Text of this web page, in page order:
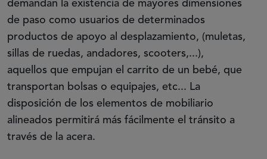
demandan la existencia de mayores dimensiones
de paso como usuarios de determinados
productos de apoyo al desplazamiento, (muletas,
sillas de ruedas, andadores, scooters,...),
aquellos que empujan el carrito de un bebé, que
transportan bolsas o equipajes, etc... La
disposición de los elementos de mobiliario
alineados permitirá más fácilmente el tránsito a
través de la acera.